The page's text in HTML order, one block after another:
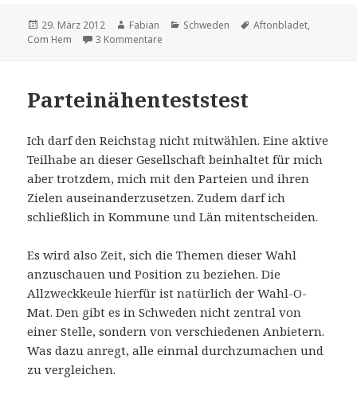
Veröffentlicht
am
29. März 2012 Autor
Fabian Kategorien
Schweden Schlagwörter
Aftonbladet,
Com Hem
3 Kommentare
Parteinähenteststest
Ich darf den Reichstag nicht mitwählen. Eine aktive
Teilhabe an dieser Gesellschaft beinhaltet für mich
aber trotzdem, mich mit den Parteien und ihren
Zielen auseinanderzusetzen. Zudem darf ich
schließlich in Kommune und Län mitentscheiden.
Es wird also Zeit, sich die Themen dieser Wahl
anzuschauen und Position zu beziehen. Die
Allzweckkeule hierfür ist natürlich der Wahl-O-
Mat. Den gibt es in Schweden nicht zentral von
einer Stelle, sondern von verschiedenen Anbietern.
Was dazu anregt, alle einmal durchzumachen und
zu vergleichen.